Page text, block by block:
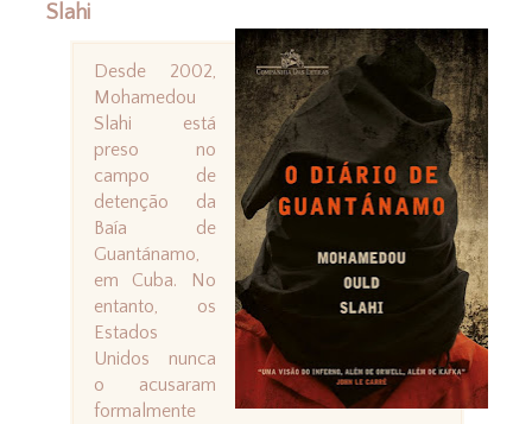
Slahi
Desde 2002,
Mohamedou
Slahi está
preso no
campo de
detenção da
Baía de
Guantánamo,
em Cuba. No
entanto, os
Estados
Unidos nunca
o acusaram
formalmente